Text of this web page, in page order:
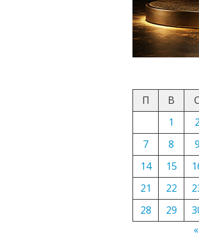
П
В С
1
2
7
8 9
14
15
21
22
28
29